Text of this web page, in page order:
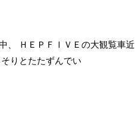
、 ＨＥＰＦＩＶＥの大観覧車近
りとたたずんでい